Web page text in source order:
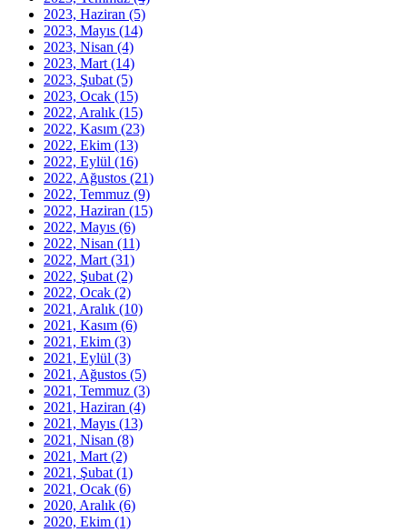
2023, Haziran (5)
2023, Mayıs (14)
2023, Nisan (4)
2023, Mart (14)
2023, Şubat (5)
2023, Ocak (15)
2022, Aralık (15)
2022, Kasım (23)
2022, Ekim (13)
2022, Eylül (16)
2022, Ağustos (21)
2022, Temmuz (9)
2022, Haziran (15)
2022, Mayıs (6)
2022, Nisan (11)
2022, Mart (31)
2022, Şubat (2)
2022, Ocak (2)
2021, Aralık (10)
2021, Kasım (6)
2021, Ekim (3)
2021, Eylül (3)
2021, Ağustos (5)
2021, Temmuz (3)
2021, Haziran (4)
2021, Mayıs (13)
2021, Nisan (8)
2021, Mart (2)
2021, Şubat (1)
2021, Ocak (6)
2020, Aralık (6)
2020, Ekim (1)